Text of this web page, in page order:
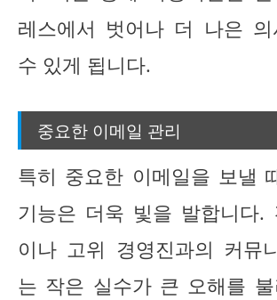
레스에서 벗어나 더 나은
수 있게 됩니다.
중요한 이메일 관리
특히 중요한 이메일을 보낼
기능은 더욱 빛을 발합니다.
이나 고위 경영진과의 커뮤
는 작은 실수가 큰 오해를